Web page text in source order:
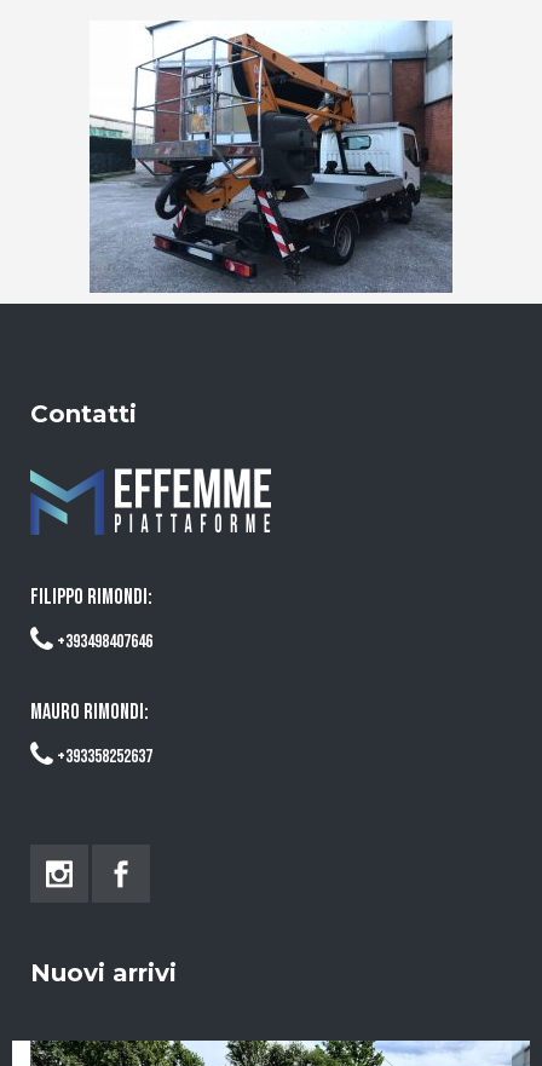
Contatti
FILIPPO RIMONDI:
+393498407646
MAURO RIMONDI:
+393358252637
Nuovi arrivi